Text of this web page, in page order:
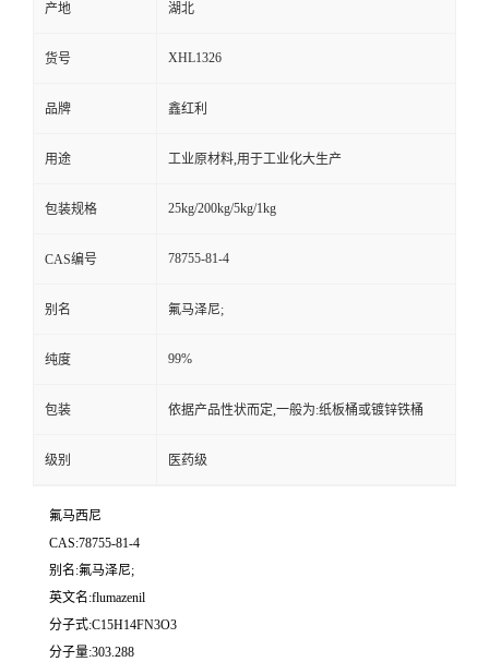
产地 湖北
货号 XHL1326
品牌 鑫红利
用途 工业原材料,用于工业化大生产
包装规格 25kg/200kg/5kg/1kg
CAS编号 78755-81-4
别名 氟马泽尼;
纯度 99%
包装 依据产品性状而定,一般为:纸板桶或镀锌铁桶
级别 医药级
氟马西尼
CAS:78755-81-4
别名:氟马泽尼;
英文名:flumazenil
分子式:C15H14FN3O3
分子量:303.288